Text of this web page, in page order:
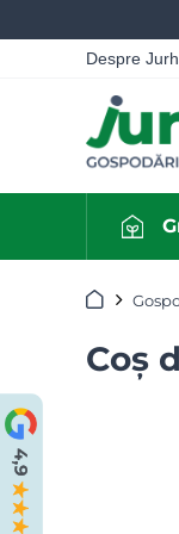
Despre
Acasă
Coș